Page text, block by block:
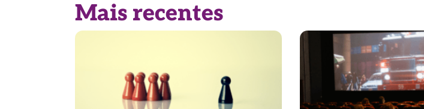
Mais recentes